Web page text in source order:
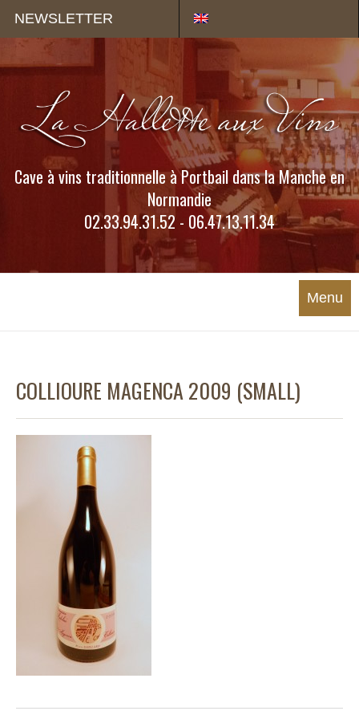
NEWSLETTER
Cave à vins traditionnelle à Portbail dans la Manche en
Normandie
02.33.94.31.52 - 06.47.13.11.34
Menu
COLLIOURE MAGENCA 2009 (SMALL)
Panneau de gestion des cookies